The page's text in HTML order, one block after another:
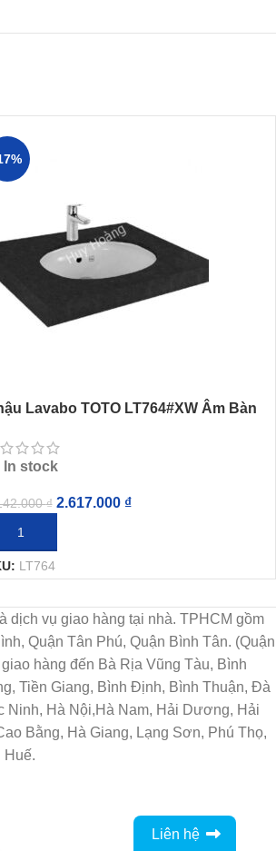
Lavabo TOTO LT764#XW Âm Bàn
In stock
₫ 2.617.000 ₫
THÊM VÀO GIỎ HÀNG
LT764
dịch vụ giao hàng tại nhà. TPHCM gồm
Quận Tân Phú, Quận Bình Tân. (Quận
hàng đến Bà Rịa Vũng Tàu, Bình
Tiền Giang, Bình Định, Bình Thuận, Đà
Ninh, Hà Nội,Hà Nam, Hải Dương, Hải
Bằng, Hà Giang, Lạng Sơn, Phú Thọ,
Huế.
Liên hệ